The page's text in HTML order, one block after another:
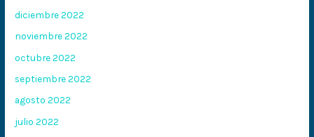
diciembre 2022
noviembre 2022
octubre 2022
septiembre 2022
agosto 2022
julio 2022